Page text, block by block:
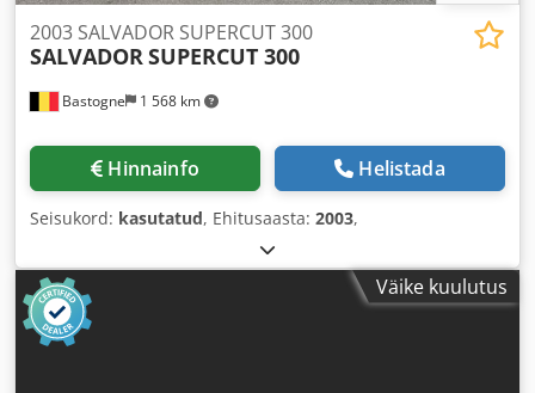
Bastogne 1 568 km
2003 SALVADOR SUPERCUT 300
SALVADOR SUPERCUT 300
Hinnainfo Helistada
Seisukord: kasutatud, Ehitusaasta: 2003,
Väike kuulutus